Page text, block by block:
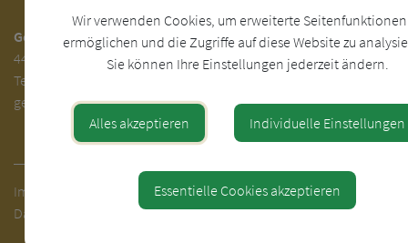
Gemeinde Behamberg
4441 Behamberg 30
Tel.
gemeinde@behamberg.gv.at
Impressum
Datenschutzbestimmungen
Wir verwenden Cookies, um erweiterte Seitenfunktionen
ermöglichen und die Zugriffe auf diese Website zu
Sie können Ihre Einstellungen jederzeit ändern.
Alles akzeptieren Individuelle Einstellungen
Essentielle Cookies akzeptieren